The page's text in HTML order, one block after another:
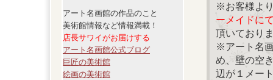
アート名画館の作品のこと
美術館情報など情報満載！
店長サワイがお届けする
アート名画館公式ブログ
巨匠の美術館
絵画の美術館
※お客様よ
ーメイドに
頂いており
※アート名
め、壁の空
辺が１メー